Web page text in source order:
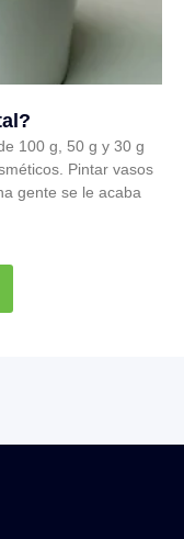
100 g, 50 g y 30 g
Pintar vasos
gente se le acaba